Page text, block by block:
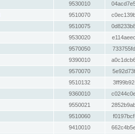
9530010
9510070
9510075
9530020
9570050
9390010
9570070
9510132
9360010
9550021
9510060
9410010